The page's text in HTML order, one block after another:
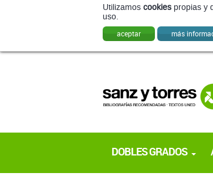
Utilizamos cookies propias y
uso.
aceptar más
DOBLES GRADOS